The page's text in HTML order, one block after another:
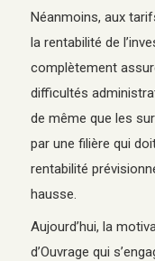
Néanmoins, aux
la rentabilité de
complètement
difficultés
de même que les
par une filière qui
rentabilité
hausse.
Aujourd’hui, la
d’Ouvrage qui